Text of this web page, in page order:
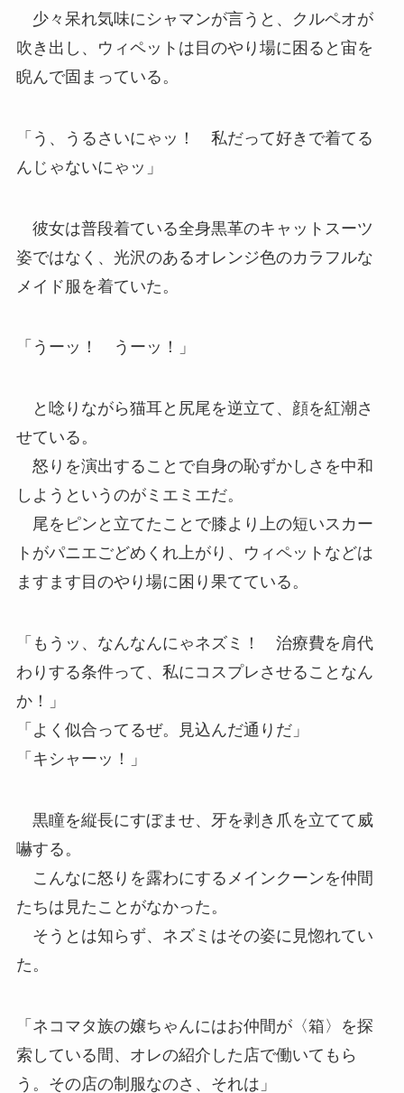
少々呆れ気味にシャマンが言うと、クルペオが
吹き出し、ウィペットは目のやり場に困ると宙を
睨んで固まっている。
「う、うるさいにゃッ！ 私だって好きで着てる
んじゃないにゃッ」
彼女は普段着ている全身黒革のキャットスーツ
姿ではなく、光沢のあるオレンジ色のカラフルな
メイド服を着ていた。
「うーッ！ うーッ！」
と唸りながら猫耳と尻尾を逆立て、顔を紅潮さ
せている。
怒りを演出することで自身の恥ずかしさを中和
しようというのがミエミエだ。
尾をピンと立てたことで膝より上の短いスカー
トがパニエごどめくれ上がり、ウィペットなどは
ますます目のやり場に困り果てている。
「もうッ、なんなんにゃネズミ！ 治療費を肩代
わりする条件って、私にコスプレさせることなん
か！」
「よく似合ってるぜ。見込んだ通りだ」
「キシャーッ！」
黒瞳を縦長にすぼませ、牙を剥き爪を立てて威
嚇する。
こんなに怒りを露わにするメインクーンを仲間
たちは見たことがなかった。
そうとは知らず、ネズミはその姿に見惚れてい
た。
「ネコマタ族の嬢ちゃんにはお仲間が〈箱〉を探
索している間、オレの紹介した店で働いてもら
う。その店の制服なのさ、それは」